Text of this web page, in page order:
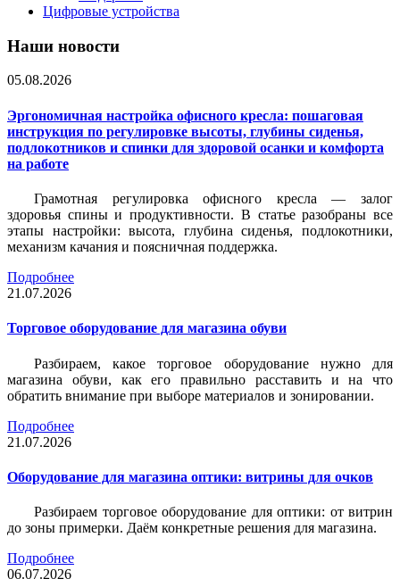
Цифровые устройства
Наши новости
05.08.2026
Эргономичная настройка офисного кресла: пошаговая
инструкция по регулировке высоты, глубины сиденья,
подлокотников и спинки для здоровой осанки и комфорта
на работе
Грамотная регулировка офисного кресла — залог
здоровья спины и продуктивности. В статье разобраны все
этапы настройки: высота, глубина сиденья, подлокотники,
механизм качания и поясничная поддержка.
Подробнее
21.07.2026
Торговое оборудование для магазина обуви
Разбираем, какое торговое оборудование нужно для
магазина обуви, как его правильно расставить и на что
обратить внимание при выборе материалов и зонировании.
Подробнее
21.07.2026
Оборудование для магазина оптики: витрины для очков
Разбираем торговое оборудование для оптики: от витрин
до зоны примерки. Даём конкретные решения для магазина.
Подробнее
06.07.2026